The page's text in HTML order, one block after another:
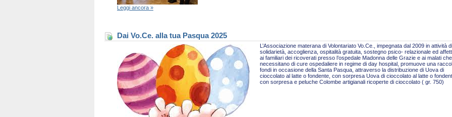
Leggi ancora »
Dai Vo.Ce. alla tua Pasqua 2025
L’Associazione materana di Volontariato Vo.Ce., impegnata dal 2009 in attività di
solidarietà, accoglienza, ospitalità gratuita, sostegno psico- relazionale ed
ai familiari dei ricoverati presso l’ospedale Madonna delle Grazie e ai malati che
necessitano di cure ospedaliere in regime di day hospital, promuove una
fondi in occasione della Santa Pasqua, attraverso la distribuzione di Uova di
cioccolato al latte o fondente, con sorpresa Uova di cioccolato al latte o
con sorpresa e peluche Colombe artigianali ricoperte di cioccolato ( gr. 750)